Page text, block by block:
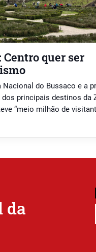
quer ser
do Bussaco e a
dos principais destinos da
“meio milhão de
Duarte, presidente da
da